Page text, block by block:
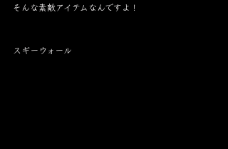
そんな素敵アイテムなんですよ！
スギーウォール